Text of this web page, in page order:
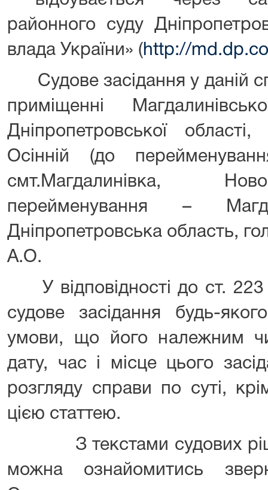
районного суду
влада України» ( http://
Судове засідання у даній
приміщенні
Дніпропетровської
Осінній (до
смт.Магдалинівка,
перейменування –
Дніпропетровська область,
А.О.
У відповідності до ст.
судове засідання будь-
умови, що його належним
дату, час і місце цього
розгляду справи по суті,
цією статтею.
З текстами судових
можна ознайомитись